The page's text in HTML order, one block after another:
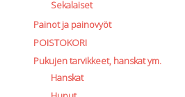
Sekalaiset
Painot ja painovyöt
POISTOKORI
Pukujen tarvikkeet, hanskat ym.
Hanskat